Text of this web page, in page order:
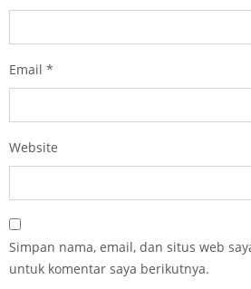
Email *
Website
Simpan nama, email, dan situs web
untuk komentar saya berikutnya.